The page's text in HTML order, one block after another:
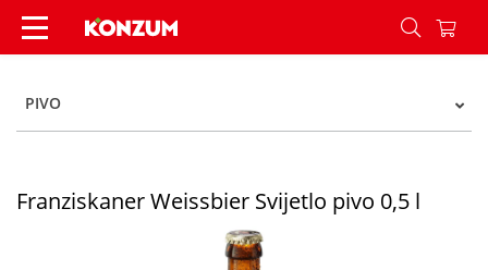
Franziskaner Weissbier Svijetlo pivo 0,5 l -
PIVO
Franziskaner Weissbier Svijetlo pivo 0,5 l